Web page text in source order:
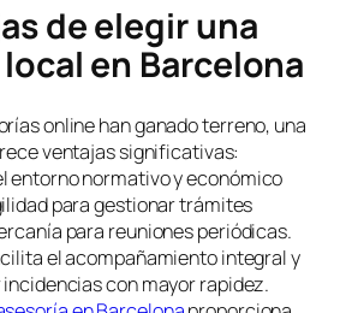
de elegir una
en Barcelona
online han ganado terreno, una
ventajas significativas:
entorno normativo y económico
para gestionar trámites
para reuniones periódicas.
el acompañamiento integral y
con mayor rapidez.